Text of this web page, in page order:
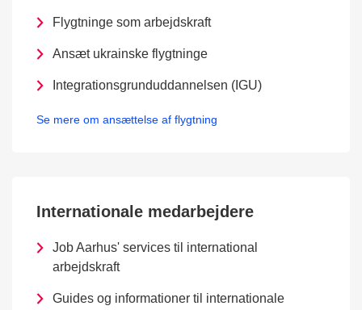
Flygtninge som arbejdskraft
Ansæt ukrainske flygtninge
Integrationsgrunduddannelsen (IGU)
Se mere om ansættelse af flygtning
Internationale medarbejdere
Job Aarhus' services til international
arbejdskraft
Guides og informationer til internationale